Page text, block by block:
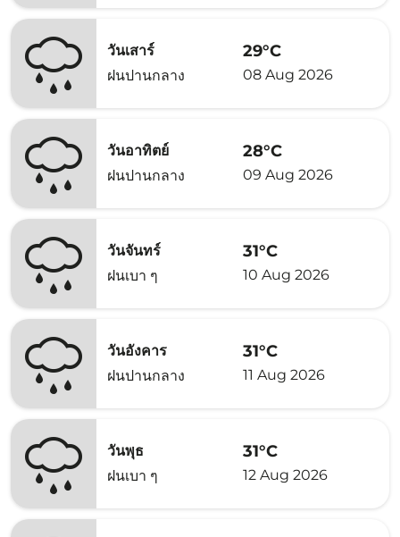
วันเสาร์
ฝนปานกลาง
29°C
08 Aug 2026
วันอาทิตย์
ฝนปานกลาง
28°C
09 Aug 2026
วันจันทร์
ฝนเบา ๆ
31°C
10 Aug 2026
วันอังคาร
ฝนปานกลาง
31°C
11 Aug 2026
วันพุธ
ฝนเบา ๆ
31°C
12 Aug 2026